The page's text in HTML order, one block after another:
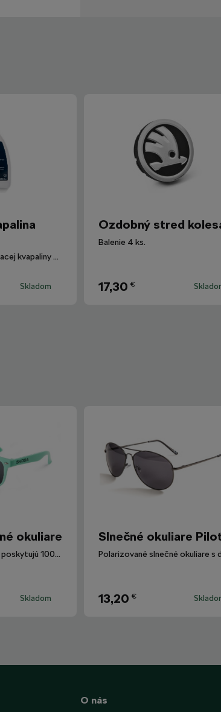
Hotová zmes chladiacej kvapaliny G12evo pre všetky vozidlá Škoda.
Skladom
Ozdobný stred
Balenie 4 ks.
17,30 €
okuliare
Okuliarové šošovky poskytujú 100% ochranu proti UV žiareniu.
Skladom
Slnečné okuliare
13,20 €
O nás